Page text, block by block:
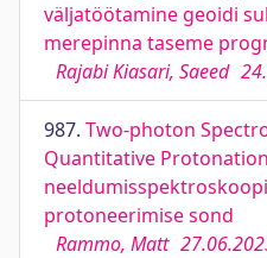
väljatöötamine geoidi
merepinna taseme
Rajabi Kiasari, Saeed
987. Two-photon
Quantitative
protoneerimise sond
Rammo, Matt